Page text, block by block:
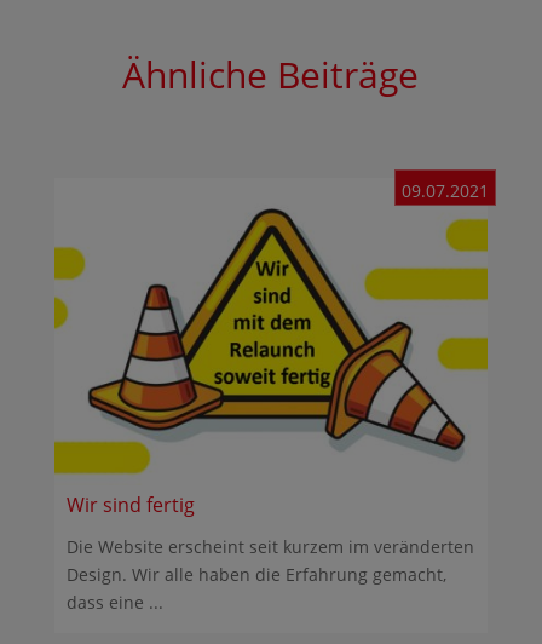
Ähnliche Beiträge
Wir sind fertig
09.07.2021
Die Website erscheint seit kurzem im veränderten
Design. Wir alle haben die Erfahrung gemacht,
dass eine ...